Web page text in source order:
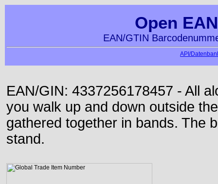
Open
EAN/GTIN
API/
EAN/GIN: 4337256178457 - All
you walk up and down outside
gathered together in bands. The
stand.